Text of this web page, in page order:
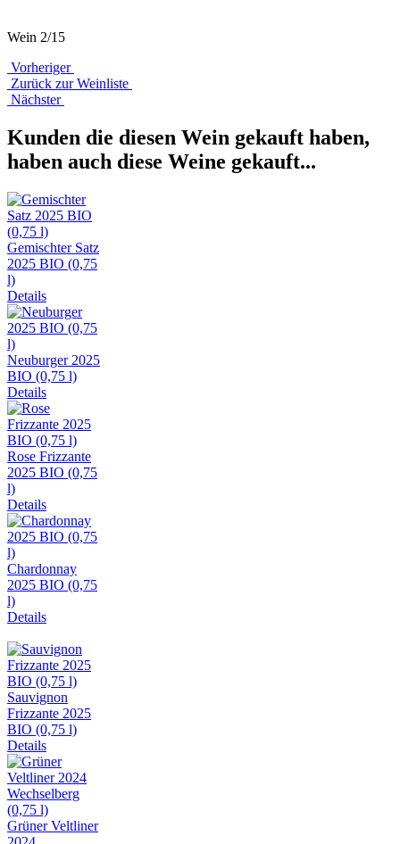
Wein 2/15
Vorheriger
Zurück zur Weinliste
Nächster
Kunden die diesen Wein gekauft haben,
haben auch diese Weine gekauft...
Gemischter Satz
2025 BIO (0,75
l)
Details
Neuburger 2025
BIO (0,75 l)
Details
Rose Frizzante
2025 BIO (0,75
l)
Details
Chardonnay
2025 BIO (0,75
l)
Details
Sauvignon
Frizzante 2025
BIO (0,75 l)
Details
Grüner Veltliner